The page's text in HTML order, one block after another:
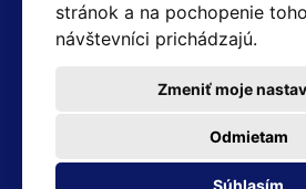
stránok a na pochopenie
návštevníci prichádzajú.
Súhlasím
Odmietam
Zmeniť moje
+420 603 355 085 (Po–Pia: 8:00 – 16:00)
servis@hotair.cz
Výdaj tovaru (Ostrava): Po-Pia: 8:00 -
Platba len v hotovosti
Adresa predajne